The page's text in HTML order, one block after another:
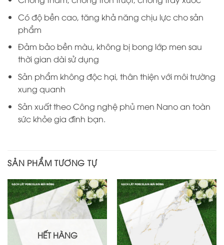
Có độ bền cao, tăng khả năng chịu lực cho sản
phẩm
Đảm bảo bền màu, không bị bong lớp men sau
thời gian dài sử dụng
Sản phẩm không độc hại, thân thiện với môi trường
xung quanh
Sản xuất theo Công nghệ phủ men Nano an toàn
sức khỏe gia đình bạn.
SẢN PHẨM TƯƠNG TỰ
HẾT HÀNG